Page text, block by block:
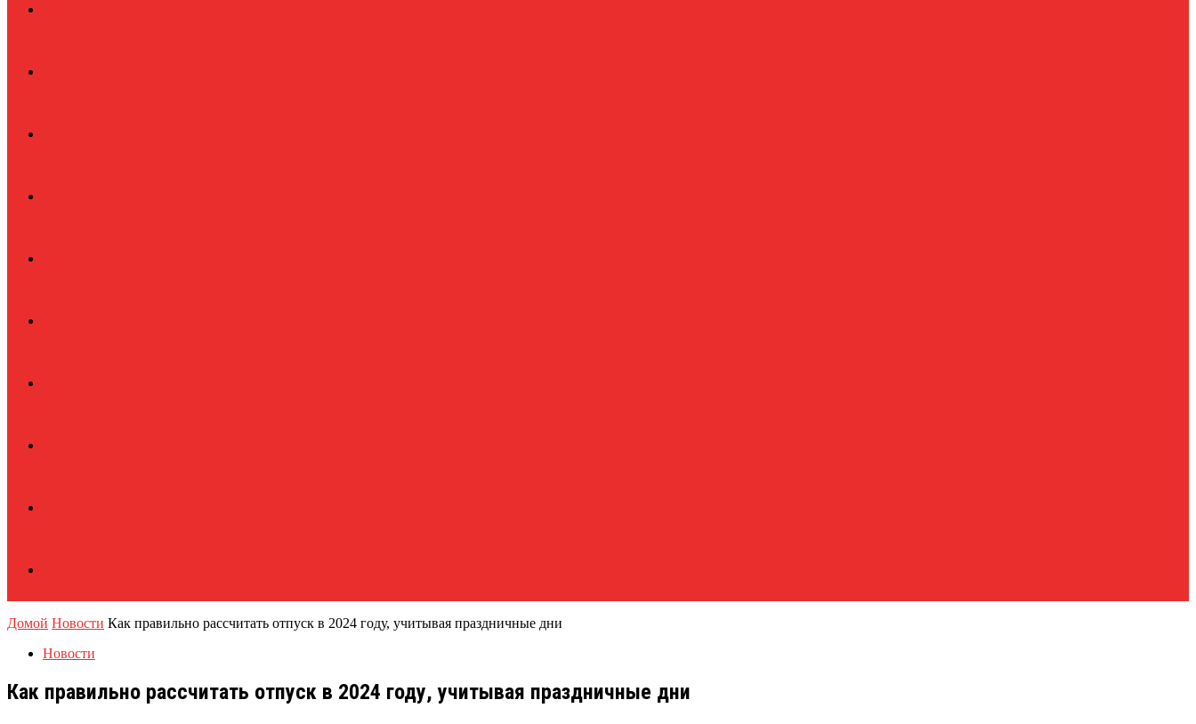
Домой Новости Как правильно рассчитать отпуск в 2024 году, учитывая праздничные дни
Новости
Как правильно рассчитать отпуск в 2024 году, учитывая праздничные дни